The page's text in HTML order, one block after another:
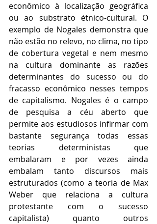
econômico à localização geográfica
ou ao substrato étnico-cultural. O
exemplo de Nogales demonstra que
não estão no relevo, no clima, no tipo
de cobertura vegetal e nem mesmo
na cultura dominante as razões
determinantes do sucesso ou do
fracasso econômico nesses tempos
de capitalismo. Nogales é o campo
de pesquisa a céu aberto que
permite aos estudiosos infirmar com
bastante segurança todas essas
teorias deterministas que
embalaram e por vezes ainda
embalam tanto discursos mais
estruturados (como a teoria de Max
Weber que relaciona a cultura
protestante com o sucesso
capitalista) quanto outros